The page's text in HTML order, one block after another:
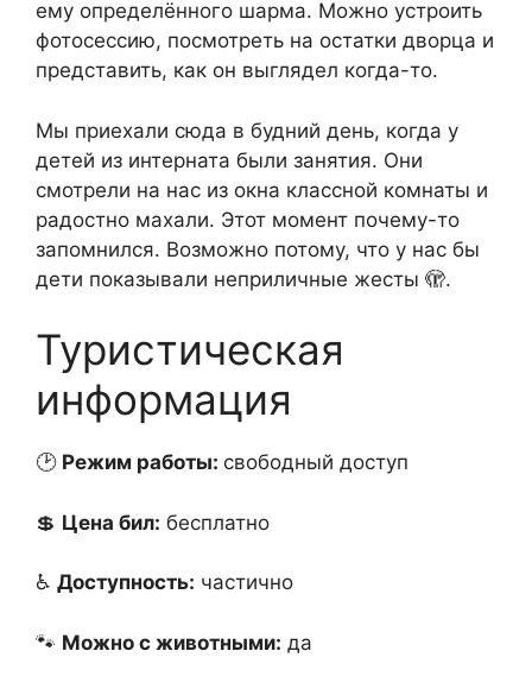
ему определённого шарма. Можно устроить
фотосессию, посмотреть на остатки дворца и
представить, как он выглядел когда-то.
Мы приехали сюда в будний день, когда у
детей из интерната были занятия. Они
смотрели на нас из окна классной комнаты и
радостно махали. Этот момент почему-то
запомнился. Возможно потому, что у нас бы
дети показывали неприличные жесты 🫣.
Туристическая
информация
🕑 Режим работы: свободный доступ
💲 Цена бил: бесплатно
♿️ Доступность: частично
🐾 Можно с животными: да